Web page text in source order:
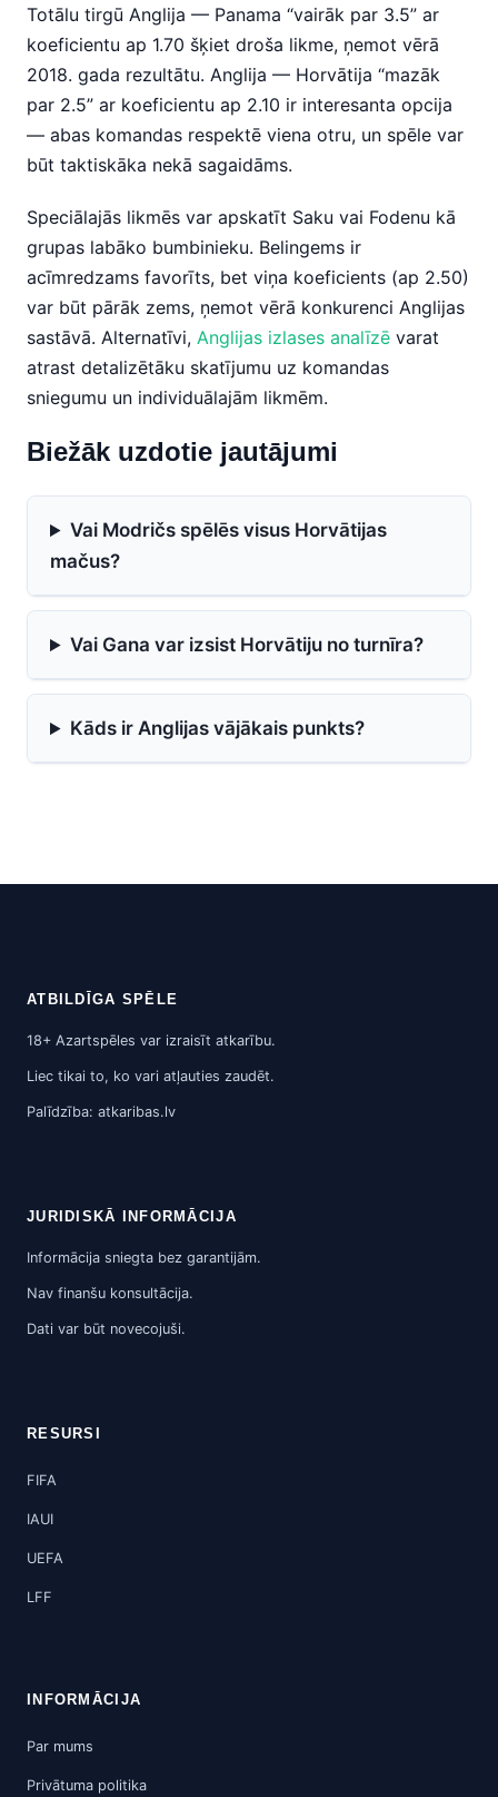
Totālu tirgū Anglija — Panama “vairāk par 3.5” ar
koeficientu ap 1.70 šķiet droša likme, ņemot vērā
2018. gada rezultātu. Anglija — Horvātija “mazāk
par 2.5” ar koeficientu ap 2.10 ir interesanta opcija
— abas komandas respektē viena otru, un spēle var
būt taktiskāka nekā sagaidāms.
Speciālajās likmēs var apskatīt Saku vai Fodenu kā
grupas labāko bumbinieku. Belingems ir
acīmredzams favorīts, bet viņa koeficients (ap 2.50)
var būt pārāk zems, ņemot vērā konkurenci Anglijas
sastāvā. Alternatīvi, Anglijas izlases analīzē varat
atrast detalizētāku skatījumu uz komandas
sniegumu un individuālajām likmēm.
Biežāk uzdotie jautājumi
Vai Modričs spēlēs visus Horvātijas
mačus?
Vai Gana var izsist Horvātiju no turnīra?
Kāds ir Anglijas vājākais punkts?
ATBILDĪGA SPĒLE
18+ Azartspēles var izraisīt atkarību.
Liec tikai to, ko vari atļauties zaudēt.
Palīdzība: atkaribas.lv
JURIDISKĀ INFORMĀCIJA
Informācija sniegta bez garantijām.
Nav finanšu konsultācija.
Dati var būt novecojuši.
RESURSI
FIFA
IAUI
UEFA
LFF
INFORMĀCIJA
Par mums
Privātuma politika